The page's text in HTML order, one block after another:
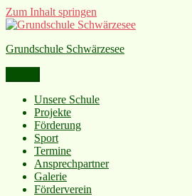
Zum Inhalt springen
Grundschule Schwärzesee
Unsere Schule
Projekte
Förderung
Sport
Termine
Ansprechpartner
Galerie
Förderverein